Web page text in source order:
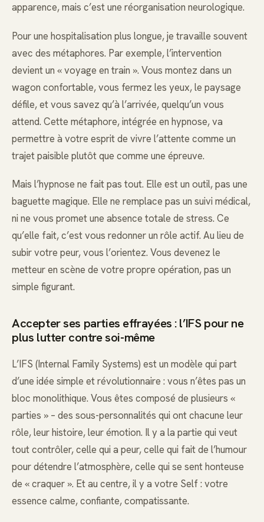
apparence, mais c’est une réorganisation neurologique.
Pour une hospitalisation plus longue, je travaille souvent
avec des métaphores. Par exemple, l’intervention
devient un « voyage en train ». Vous montez dans un
wagon confortable, vous fermez les yeux, le paysage
défile, et vous savez qu’à l’arrivée, quelqu’un vous
attend. Cette métaphore, intégrée en hypnose, va
permettre à votre esprit de vivre l’attente comme un
trajet paisible plutôt que comme une épreuve.
Mais l’hypnose ne fait pas tout. Elle est un outil, pas une
baguette magique. Elle ne remplace pas un suivi médical,
ni ne vous promet une absence totale de stress. Ce
qu’elle fait, c’est vous redonner un rôle actif. Au lieu de
subir votre peur, vous l’orientez. Vous devenez le
metteur en scène de votre propre opération, pas un
simple figurant.
Accepter ses parties effrayées : l’IFS pour ne
plus lutter contre soi-même
L’IFS (Internal Family Systems) est un modèle qui part
d’une idée simple et révolutionnaire : vous n’êtes pas un
bloc monolithique. Vous êtes composé de plusieurs «
parties » – des sous-personnalités qui ont chacune leur
rôle, leur histoire, leur émotion. Il y a la partie qui veut
tout contrôler, celle qui a peur, celle qui fait de l’humour
pour détendre l’atmosphère, celle qui se sent honteuse
de « craquer ». Et au centre, il y a votre Self : votre
essence calme, confiante, compatissante.